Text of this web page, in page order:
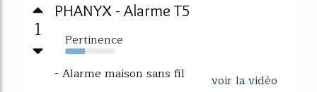
1
PHANYX - Alarme T5
Pertinence
40%
voir la vidéo
- Alarme maison sans fil